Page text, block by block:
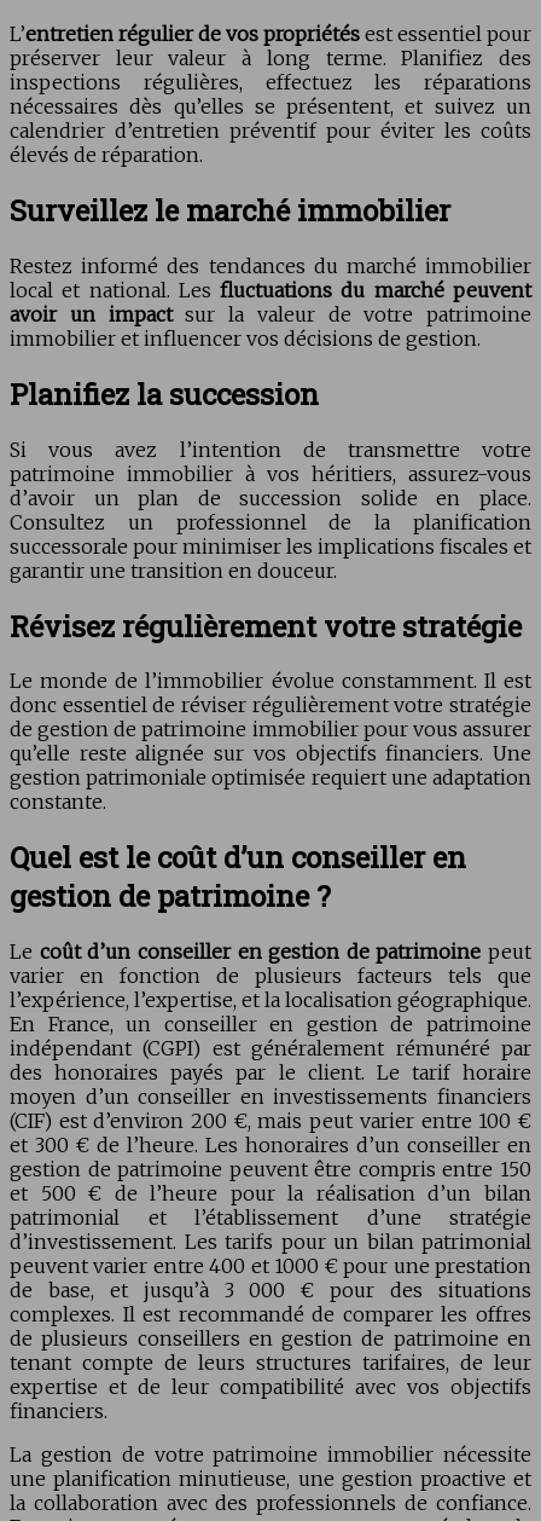
L’entretien régulier de vos propriétés est essentiel pour
préserver leur valeur à long terme. Planifiez des
inspections régulières, effectuez les réparations
nécessaires dès qu’elles se présentent, et suivez un
calendrier d’entretien préventif pour éviter les coûts
élevés de réparation.
Surveillez le marché immobilier
Restez informé des tendances du marché immobilier
local et national. Lesfluctuations du marché peuvent
avoir un impactsur la valeur de votre patrimoine
immobilier et influencer vos décisions de gestion.
Planifiez la succession
Si vous avez l’intention de transmettre votre
patrimoine immobilier à vos héritiers, assurez-vous
d’avoir un plan de succession solide en place.
Consultez un professionnel de la planification
successorale pour minimiser les implications fiscales et
garantir une transition en douceur.
Révisez régulièrement votre stratégie
Le monde de l’immobilier évolue constamment. Il est
donc essentiel de réviser régulièrement votre stratégie
de gestion de patrimoine immobilier pour vous assurer
qu’elle reste alignée sur vos objectifs financiers. Une
gestion patrimoniale optimisée requiert une adaptation
constante.
Quel est le coût d’un conseiller en
gestion de patrimoine ?
Le coût d’un conseiller en gestion de patrimoine peut
varier en fonction de plusieurs facteurs tels que
l’expérience, l’expertise, et la localisation géographique.
En France, un conseiller en gestion de patrimoine
indépendant (CGPI) est généralement rémunéré par
des honoraires payés par le client. Le tarif horaire
moyen d’un conseiller en investissements financiers
(CIF) est d’environ 200 €, mais peut varier entre 100 €
et 300 € de l’heure. Les honoraires d’un conseiller en
gestion de patrimoine peuvent être compris entre 150
et 500 € de l’heure pour la réalisation d’un bilan
patrimonial et l’établissement d’une stratégie
d’investissement. Les tarifs pour un bilan patrimonial
peuvent varier entre 400 et 1000 € pour une prestation
de base, et jusqu’à 3 000 € pour des situations
complexes. Il est recommandé de comparer les offres
de plusieurs conseillers en gestion de patrimoine en
tenant compte de leurs structures tarifaires, de leur
expertise et de leur compatibilité avec vos objectifs
financiers.
La gestion de votre patrimoine immobilier nécessite
une planification minutieuse, une gestion proactive et
la collaboration avec des professionnels de confiance.